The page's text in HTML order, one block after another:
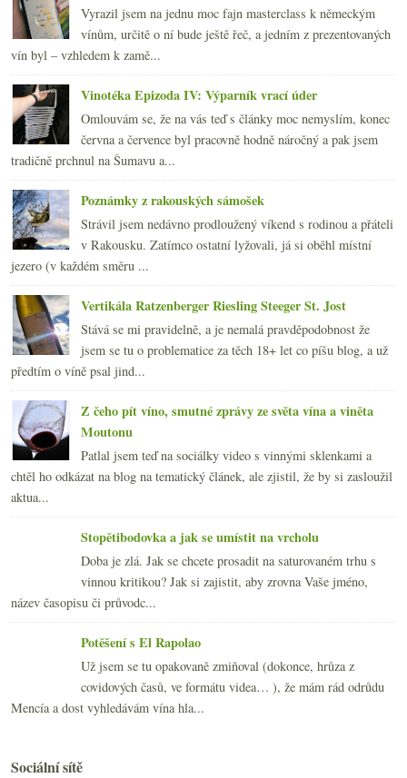
Vyrazil jsem na jednu moc fajn masterclass k německým
vínům, určitě o ní bude ještě řeč, a jedním z prezentovaných
vín byl – vzhledem k zamě...
Vinotéka Epizoda IV: Výparník vrací úder
Omlouvám se, že na vás teď s články moc nemyslím, konec
června a července byl pracovně hodně náročný a pak jsem
tradičně prchnul na Šumavu a...
Poznámky z rakouských sámošek
Strávil jsem nedávno prodloužený víkend s rodinou a přáteli
v Rakousku. Zatímco ostatní lyžovali, já si oběhl místní
jezero (v každém směru ...
Vertikála Ratzenberger Riesling Steeger St. Jost
Stává se mi pravidelně, a je nemalá pravděpodobnost že
jsem se tu o problematice za těch 18+ let co píšu blog, a už
předtím o víně psal jind...
Z čeho pít víno, smutné zprávy ze světa vína a viněta
Moutonu
Patlal jsem teď na sociálky video s vinnými sklenkami a
chtěl ho odkázat na blog na tematický článek, ale zjistil, že by si zasloužil
aktua...
Stopětibodovka a jak se umístit na vrcholu
Doba je zlá. Jak se chcete prosadit na saturovaném trhu s
vinnou kritikou? Jak si zajistit, aby zrovna Vaše jméno,
název časopisu či průvodc...
Potěšení s El Rapolao
Už jsem se tu opakovaně zmiňoval (dokonce, hrůza z
covidových časů, ve formátu videa… ), že mám rád odrůdu
Mencía a dost vyhledávám vína hla...
Sociální sítě